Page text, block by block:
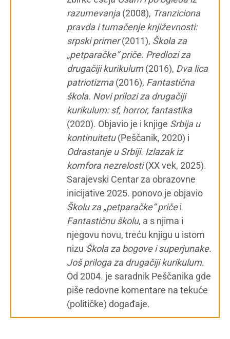
razumevanja(2008), Tranziciona
pravda i tumačenje književnosti:
srpski primer(2011), Škola za
„petparačke“ priče. Predlozi za
drugačiji kurikulum(2016), Dva lica
patriotizma(2016), Fantastična
škola. Novi prilozi za drugačiji
kurikulum: sf, horror, fantastika
(2020). Objavio je i knjige Srbija u
kontinuitetu(Peščanik, 2020) i
Odrastanje u Srbiji. Izlazak iz
komfora nezrelosti(XX vek, 2025).
Sarajevski Centar za obrazovne
inicijative 2025. ponovo je objavio
Školu za „petparačke“ pričei
Fantastičnu školu, a s njima i
njegovu novu, treću knjigu u istom
nizu Škola za bogove i superjunake.
Još priloga za drugačiji kurikulum.
Od 2004. je saradnik Peščanika gde
piše redovne komentare na tekuće
(političke) događaje.